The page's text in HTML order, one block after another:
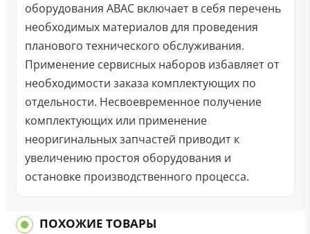
оборудования ABAC включает в себя перечень
необходимых материалов для проведения
планового технического обслуживания.
Применение сервисных наборов избавляет от
необходимости заказа комплектующих по
отдельности. Несвоевременное получение
комплектующих или применение
неоригинальных запчастей приводит к
увеличению простоя оборудования и
остановке производственного процесса.
ПОХОЖИЕ ТОВАРЫ